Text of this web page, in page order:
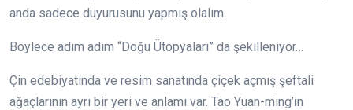
anda sadece duyurusunu yapmış olalım.
Böylece adım adım “Doğu Ütopyaları” da şekilleniyor…
Çin edebiyatında ve resim sanatında çiçek açmış şeftali
ağaçlarının ayrı bir yeri ve anlamı var. Tao Yuan-ming’in